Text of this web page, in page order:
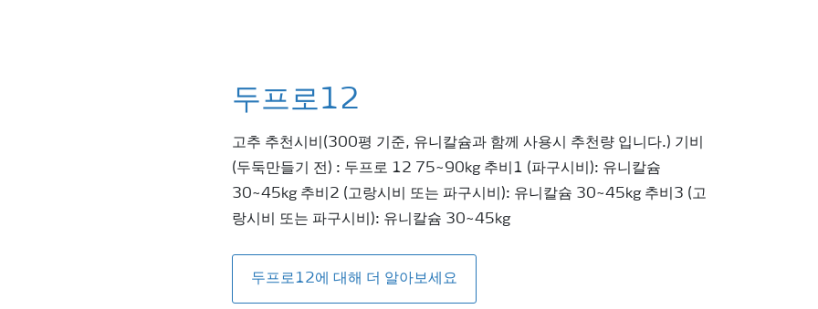
두프로12
고추 추천시비(300평 기준, 유니칼슘과 함께 사용시 추천량 입니다.) 기비
(두둑만들기 전) : 두프로 12 75~90kg 추비1 (파구시비): 유니칼슘
30~45kg 추비2 (고랑시비 또는 파구시비): 유니칼슘 30~45kg 추비3 (고
랑시비 또는 파구시비): 유니칼슘 30~45kg
두프로12에 대해 더 알아보세요